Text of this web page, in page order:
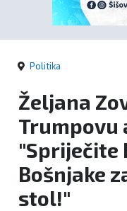
Crna
kronika
Politika
Zanimljivosti
Politika
Željana
Trumpovu
"Spriječite
Bošnjake
stol!"